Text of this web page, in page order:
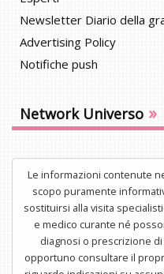
Newsletter Diario della
Advertising Policy
Notifiche push
Network Universo »
Le informazioni contenute
scopo puramente
sostituirsi alla visita
e medico curante né
diagnosi o prescrizione di
opportuno consultare il